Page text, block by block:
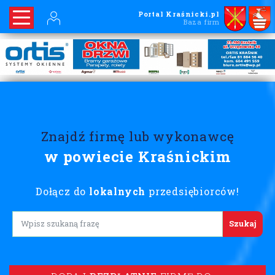
Portal Kraśnicki.pl
Baza firm
Znajdź firmę lub wykonawcę
w powiecie Kraśnickim
Dołącz do lokalnych przedsiębiorców!
Lorem ipsum